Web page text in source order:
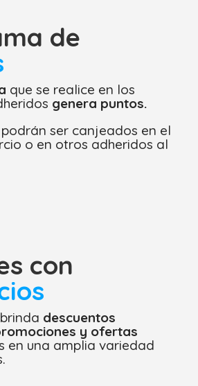
de
que se realice en los
genera puntos.
ser canjeados en el
o en otros adheridos al
con
descuentos
y ofertas
en una amplia variedad